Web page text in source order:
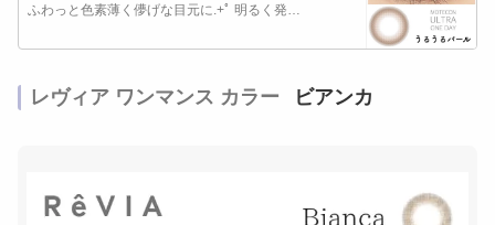
ふわっと色素薄く儚げな目元に.+ﾟ 明るく発…
レヴィア ワンマンス カラー ビアンカ